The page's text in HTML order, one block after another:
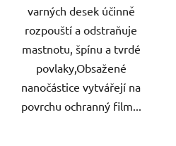
varných desek účinně
rozpouští a odstraňuje
mastnotu, špínu a tvrdé
povlaky,Obsažené
nanočástice vytvářejí na
povrchu ochranný film...